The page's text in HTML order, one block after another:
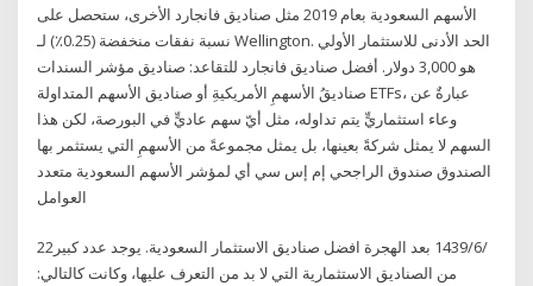
الأسهم السعودية بعام 2019 مثل صناديق فانجارد الأخرى، ستحصل على
نسبة نفقات منخفضة (0.25٪) لـ Wellington. الحد الأدنى للاستثمار الأولي
هو 3,000 دولار. أفضل صناديق فانجارد للتقاعد: صناديق مؤشر السندات
صناديقُ الأسهمِ الأمريكيةِ أو صناديق الأسهم المتداولة ETFs، عبارةٌ عن
وعاء استثماريٍّ يتم تداوله، مثل أيّ سهم عاديٍّ في البورصة، لكن هذا
السهم لا يمثل شركةً بعينها، بل يمثل مجموعةً من الأسهمِ التي يستثمر بها
الصندوق صندوق الراجحي إم إس سي أي لمؤشر الأسهم السعودية متعدد
العوامل
22‏‏/6‏‏/1439 بعد الهجرة افضل صناديق الاستثمار السعودية. يوجد عدد كبير
من الصناديق الاستثمارية التي لا بد من التعرف عليها، وكانت كالتالي: